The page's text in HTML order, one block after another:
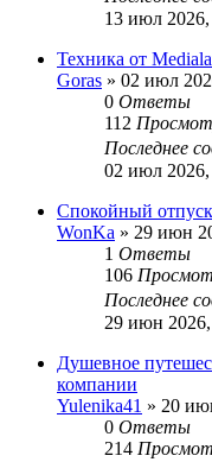
13 июл
Техника от
Goras » 02 июл
0 Ответы
112
Последнее
02 июл 2026,
Спокойный
WonKa » 29 июн
1 Ответы
106
Последнее
29 июн
Душевное
компании
Yulenika41 » 20
0 Ответы
214